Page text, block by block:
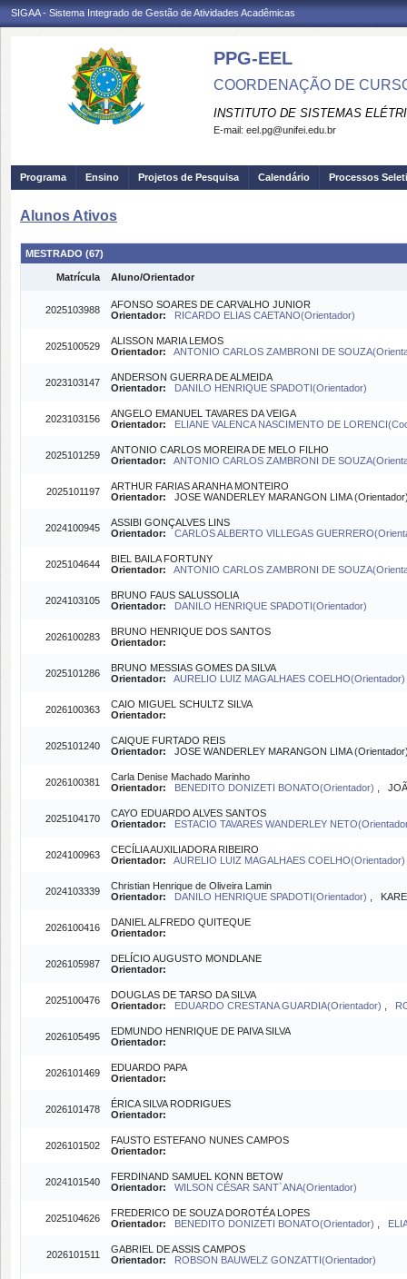
SIGAA - Sistema Integrado de Gestão de Atividades Acadêmicas
PPG-EEL
COORDENAÇÃO DE
INSTITUTO DE SISTEMAS
E-mail: eel.pg@unifei.edu.br
Programa Ensino Projetos de Pesquisa Calendário Processos
Alunos Ativos
MESTRADO (67)
Matrícula Aluno/Orientador
2025103988
AFONSO SOARES DE CARVALHO JUNIOR
Orientador:
RICARDO ELIAS CAETANO(Orientador)
2025100529
ALISSON MARIA LEMOS
Orientador:
ANTONIO CARLOS ZAMBRONI DE
2023103147
ANDERSON GUERRA DE ALMEIDA
Orientador:
DANILO HENRIQUE SPADOTI(Orientador)
2023103156
ANGELO EMANUEL TAVARES DA VEIGA
Orientador:
ELIANE VALENCA NASCIMENTO DE
2025101259
ANTONIO CARLOS MOREIRA DE MELO FILHO
Orientador:
ANTONIO CARLOS ZAMBRONI DE
2025101197
ARTHUR FARIAS ARANHA MONTEIRO
Orientador: JOSE WANDERLEY MARANGON LIMA
2024100945
ASSIBI GONÇALVES LINS
Orientador:
CARLOS ALBERTO VILLEGAS
2025104644
BIEL BAILA FORTUNY
Orientador:
ANTONIO CARLOS ZAMBRONI DE
2024103105
BRUNO FAUS SALUSSOLIA
Orientador:
DANILO HENRIQUE SPADOTI(Orientador)
2026100283
BRUNO HENRIQUE DOS SANTOS
Orientador:
2025101286
BRUNO MESSIAS GOMES DA SILVA
Orientador:
AURELIO LUIZ MAGALHAES COELHO(Orientador)
2026100363
CAIO MIGUEL SCHULTZ SILVA
Orientador:
2025101240
CAIQUE FURTADO REIS
Orientador: JOSE WANDERLEY MARANGON LIMA
2026100381
Carla Denise Machado Marinho
Orientador:
BENEDITO DONIZETI BONATO(Orientador) ,
2025104170
CAYO EDUARDO ALVES SANTOS
Orientador:
ESTACIO TAVARES WANDERLEY
2024100963
CECÍLIA AUXILIADORA RIBEIRO
Orientador:
AURELIO LUIZ MAGALHAES COELHO(Orientador)
2024103339
Christian Henrique de Oliveira Lamin
Orientador:
DANILO HENRIQUE SPADOTI(Orientador) ,
2026100416
DANIEL ALFREDO QUITEQUE
Orientador:
2026105987
DELÍCIO AUGUSTO MONDLANE
Orientador:
2025100476
DOUGLAS DE TARSO DA SILVA
Orientador:
EDUARDO CRESTANA GUARDIA(Orientador)
2026105495
EDMUNDO HENRIQUE DE PAIVA SILVA
Orientador:
2026101469
EDUARDO PAPA
Orientador:
2026101478
ÉRICA SILVA RODRIGUES
Orientador:
2026101502
FAUSTO ESTEFANO NUNES CAMPOS
Orientador:
2024101540
FERDINAND SAMUEL KONN BETOW
Orientador:
WILSON CÉSAR SANT`ANA(Orientador)
2025104626
FREDERICO DE SOUZA DOROTÉA LOPES
Orientador:
BENEDITO DONIZETI BONATO(Orientador)
2026101511
GABRIEL DE ASSIS CAMPOS
Orientador:
ROBSON BAUWELZ GONZATTI(Orientador)